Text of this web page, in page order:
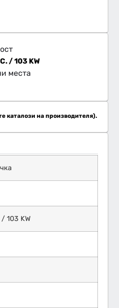
/ 103 KW
места
каталози на производителя).
103 KW